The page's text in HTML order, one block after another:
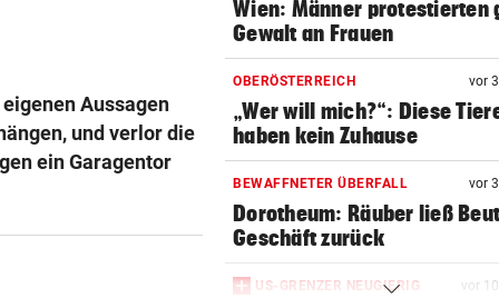
Aussagen
und verlor die
ein Garagentor
Wien: Männer protestierten
Gewalt an Frauen
OBERÖSTERREICH vor
„Wer will mich?“: Diese
haben kein Zuhause
BEWAFFNETER ÜBERFALL vor
Dorotheum: Räuber ließ
Geschäft zurück
US-GRENZER NEUGIERIG vor